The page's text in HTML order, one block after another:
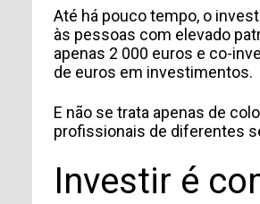
Até há pouco tempo, o
às pessoas com elevado
apenas 2 000 euros e co-
de euros em investimentos.
E não se trata apenas de
profissionais de diferentes
Investir é
INFORMACIÓN